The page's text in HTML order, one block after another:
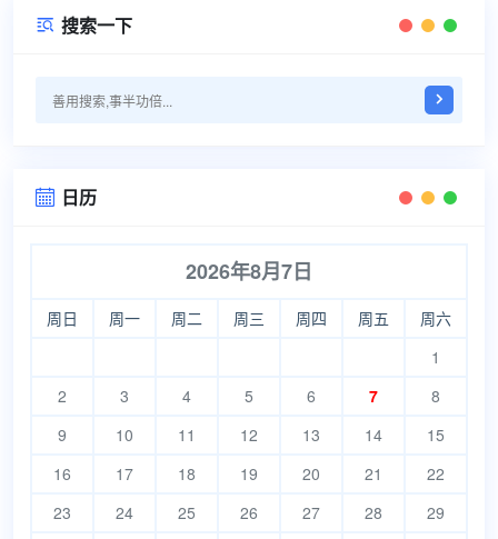
 搜索一下
 日历
2026年8月7日
周日 周一 周二 周三 周四 周五
周六
1
2
3 4 5 6 7
8
9
10 11 12 13 14
15
16
17 18 19 20 21
22
23
24 25 26 27 28
29